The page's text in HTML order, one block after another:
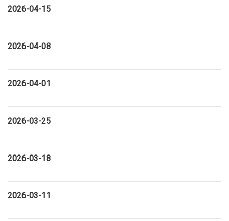
2026-04-15
2026-04-08
2026-04-01
2026-03-25
2026-03-18
2026-03-11